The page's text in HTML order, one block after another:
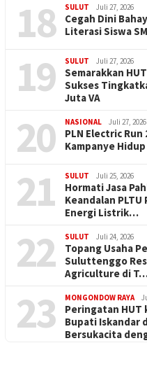
18 SULUT Juli 27, 2026
Cegah Dini
Literasi Siswa
19 SULUT Juli 27, 2026
Semarakkan
Sukses
Juta VA
20 NASIONAL Juli 27, 2026
PLN Electric
Kampanye
21 SULUT Juli 25, 2026
Hormati Jasa
Keandalan
Energi Listrik…
22 SULUT Juli 24, 2026
Topang Usaha
Suluttenggo
Agriculture di
23 MONGONDOW RAYA
Peringatan HUT
Bupati Iskandar
Bersukacita